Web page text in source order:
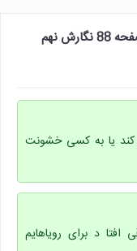
نهم
کند یا به کسی خشونت
افتا د برای رویاهایم